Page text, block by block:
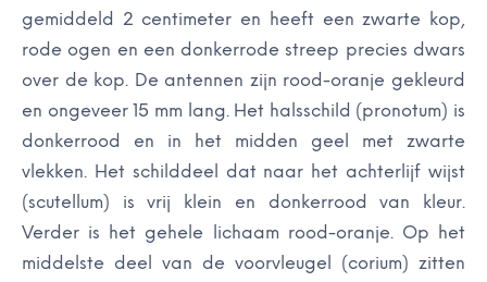
gemiddeld 2 centimeter en heeft een zwarte kop,
rode ogen en een donkerrode streep precies dwars
over de kop. De antennen zijn rood-oranje gekleurd
en ongeveer 15 mm lang. Het halsschild (pronotum) is
donkerrood en in het midden geel met zwarte
vlekken. Het schilddeel dat naar het achterlijf wijst
(scutellum) is vrij klein en donkerrood van kleur.
Verder is het gehele lichaam rood-oranje. Op het
middelste deel van de voorvleugel (corium) zitten